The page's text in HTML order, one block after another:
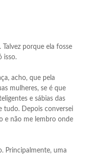
Talvez porque ela fosse
isso.
acho, que pela
mulheres, se é que
e sábias das
tudo. Depois conversei
e não me lembro onde
Principalmente, uma